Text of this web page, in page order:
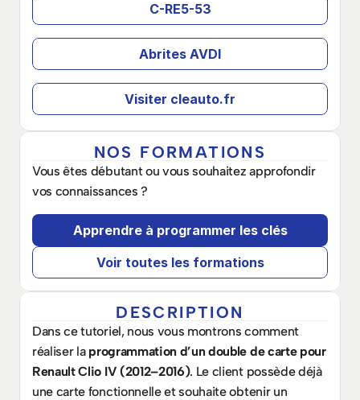
C-RE5-53
Abrites AVDI
Visiter cleauto.fr
NOS FORMATIONS
Vous êtes débutant ou vous souhaitez approfondir
vos connaissances ?
Apprendre à programmer les clés
Voir toutes les formations
DESCRIPTION
Dans ce tutoriel, nous vous montrons comment
réaliser la programmation d’un double de carte pour
Renault Clio IV (2012–2016). Le client possède déjà
une carte fonctionnelle et souhaite obtenir un